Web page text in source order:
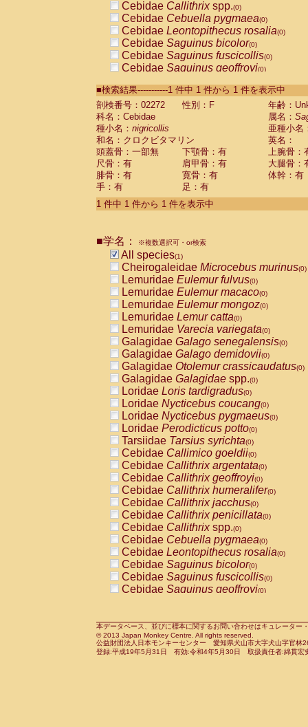
Cebidae Callithrixspp.(0)
Cebidae Cebuella pygmaea(0)
Cebidae Leontopithecus rosalia(0)
Cebidae Saguinus bicolor(0)
Cebidae Saguinus fuscicollis(0)
Cebidae Saguinus geoffroyi(0)
CebidaeSaguinus labiatus(0)
Cebidae Saguinus leucopus (0)
Cebidae
CebidaeSaguinus mystax
CebidaeSaguinus nigricollis (1)
Cebidae Saguinus oedipus
Cebidae Saguinus weddelli
Cebidae Saguinusspp.
Cebidae Aotus trivirgatus
Cebidae Cebus albifrons
CebidaeCebus nigrivittatus
CebidaeCebus
CebidaeSaimiri boliviensis(0)
CebidaeSaimiri sciureus(0)
AtelidaeAlouatta caraya(0)
AtelidaeAlouatta fusca(0)
AtelidaeAlouatta seniculus
AtelidaeAlouattaspp.(0)
AtelidaeAteles belzebuth(0)
AtelidaeAteles geoffroyi(0)
AtelidaeAteles paniscus(0)
AtelidaeAtelesspp.(0)
Atelidae Lagothrix lagothricha
AtelidaeLagothrix lagothricha cana
PitheciidaeCacajao calvus
PitheciidaeCallicebus cupreus
PitheciidaeCallicebus donacophilus
PitheciidaeCallicebus moloch
PitheciidaeCallicebus torquatus
PitheciidaeCallicebusspp.(0)
PitheciidaeChiropotes satanas(0)
PitheciidaePithecia monachus
PitheciidaePithecia pithecia(0)
CercopithecidaeCercocebus agilis
CercopithecidaeCercocebus
CercopithecidaeCercocebus
CercopithecidaeCercocebus
CercopithecidaeCercocebus
CercopithecidaeCercocebushybrid
CercopithecidaePapio anubis(0)
CercopithecidaePapio cynocephalus
CercopithecidaePapio hamadryas(0)
■検索結果-----------1 件中 1 件から 1 件を表示中
剖検番号：02272
性別：F
年齢：
科名：Cebidae
属名：
種小名： nigricollis
亜種小名
和名：クロクビタマリン
英名：
頭蓋骨：一部無
下顎骨：有
上腕骨：
尺骨：有
肩甲骨：有
大腿骨：
腓骨：有
寛骨：有
体幹：有
手：有
足：有
1 件中 1 件から 1 件を表示中
■学名： ※複数選択可・or検索
All species(1)
Cheirogaleidae Microcebus murinus(0)
Lemuridae Eulemur fulvus(0)
Lemuridae Eulemur macaco(0)
Lemuridae Eulemur mongoz(0)
Lemuridae Lemur catta(0)
Lemuridae Varecia variegata(0)
Galagidae Galago senegalensis(0)
Galagidae Galago demidovii(0)
Galagidae Otolemur crassicaudatus(0)
Galagidae Galagidae spp.(0)
Loridae Loris tardigradus(0)
Loridae Nycticebus coucang(0)
Loridae Nycticebus pygmaeus(0)
Loridae Perodicticus potto(0)
Tarsiidae Tarsius syrichta(0)
Cebidae Callimico goeldii(0)
Cebidae Callithrix argentata(0)
Cebidae Callithrix geoffroyi(0)
Cebidae Callithrix humeralifer(0)
Cebidae Callithrix jacchus(0)
Cebidae Callithrix penicillata(0)
Cebidae Callithrixspp.(0)
Cebidae Cebuella pygmaea(0)
Cebidae Leontopithecus rosalia(0)
Cebidae Saguinus bicolor(0)
Cebidae Saguinus fuscicollis(0)
Cebidae Saguinus geoffroyi(0)
CebidaeSaguinus leucopus(0)
CebidaeSaguinus midas(0)
Cebidae Saguinus mystax(0)
本データベース、並びに標本に関するお問い合わせはキュレータ
© 2013 Japan Monkey Centre. All rights reserved.
公益財団法人日本モンキーセンター 愛知県犬山市大字犬山字官
登録:平成19年5月31日 有効:令和4年5月30日 取扱責任者:綿貫宏